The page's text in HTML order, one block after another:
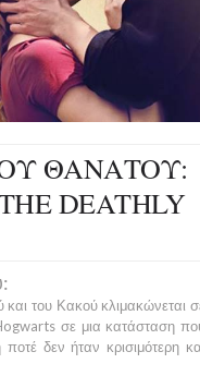
ΘΑΝΑΤΟΥ:
DEATHLY
και του Κακού κλιμακώνεται
σε μια κατάσταση
δεν ήταν κρισιμότερη